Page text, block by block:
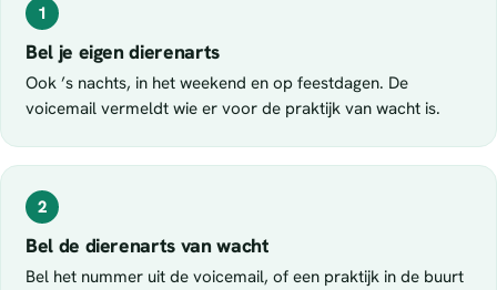
1
Bel je eigen dierenarts
Ook ’s nachts, in het weekend en op feestdagen. De
voicemail vermeldt wie er voor de praktijk van wacht is.
2
Bel de dierenarts van wacht
Bel het nummer uit de voicemail, of een praktijk in de buurt